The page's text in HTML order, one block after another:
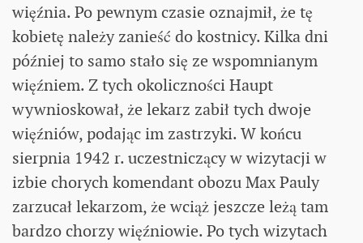
więźnia. Po pewnym czasie oznajmił, że tę
kobietę należy zanieść do kostnicy. Kilka dni
później to samo stało się ze wspomnianym
więźniem. Z tych okoliczności Haupt
wywnioskował, że lekarz zabił tych dwoje
więźniów, podając im zastrzyki. W końcu
sierpnia 1942 r. uczestniczący w wizytacji w
izbie chorych komendant obozu Max Pauly
zarzucał lekarzom, że wciąż jeszcze leżą tam
bardzo chorzy więźniowie. Po tych wizytach